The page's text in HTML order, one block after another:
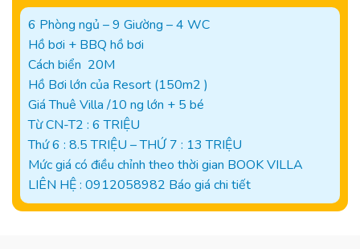
6 Phòng ngủ – 9 Giường – 4 WC
Hồ bơi + BBQ hồ bơi
Cách biển 20M
Hồ Bơi lớn của Resort (150m2 )
Giá Thuê Villa /10 ng lớn + 5 bé
Từ CN-T2 : 6 TRIỆU
Thứ 6 : 8.5 TRIỆU – THỨ 7 : 13 TRIỆU
Mức giá có điều chỉnh theo thời gian BOOK VILLA
LIÊN HỆ : 0912058982 Báo giá chi tiết